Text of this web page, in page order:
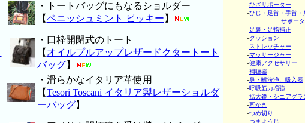
│ ├ひざサポーター
│ ├ひじ・足首・手首・
サポー
│ ├足裏・足指補正
│ ├クッション
│ ├ストレッチャー
│ ├マッサージャー
│ ├健康アクセサリー
│ ├補聴器
│ ├鼻・喉洗浄、吸入器
│ ├呼吸筋力増強
│ ├拡大鏡・シニアグラ
│ ├耳かき
│ ├つめ切り
│ ├つまようじ
・トートバッグにもなるショルダー
【ペニッシュミント ピッキー 】
・口枠開閉式のトート
【 オイルプルアップレザードクタートート
バッグ】
・滑らかなイタリア革使用
【Tesori Toscani イタリア製レザーショルダ
ーバッグ】